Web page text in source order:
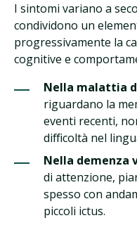
I sintomi variano a
condividono un
progressivamente la
cognitive e
Nella malattia
riguardano la
eventi recenti,
difficoltà nel
Nella demenza
di attenzione,
spesso con
piccoli ictus.